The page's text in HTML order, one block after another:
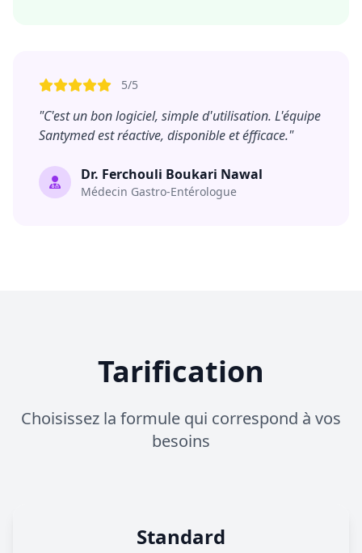
5/5
"C'est un bon logiciel, simple d'utilisation. L'équipe
Santymed est réactive, disponible et éfficace."
Dr. Ferchouli Boukari Nawal
Médecin Gastro-Entérologue
Tarification
Choisissez la formule qui correspond à vos
besoins
Standard